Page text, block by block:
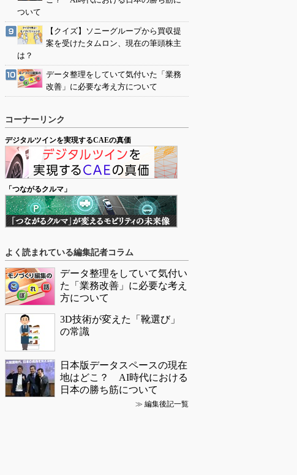
ついて
【クイズ】ソニーグループから買収提
案を受けたタムロン、現在の筆頭株主
は？
データ整理をしていて気付いた「業務
改善」に必要な考え方について
コーナーリンク
デジタルツインを実現するCAEの真価
「つながるクルマ」
よく読まれている編集記者コラム
データ整理をしていて気付い
た「業務改善」に必要な考え
方について
3D技術が変えた「靴選び」
の常識
日本版データスペースの現在
地はどこ？ AI時代における
日本の勝ち筋について
≫ 編集後記一覧